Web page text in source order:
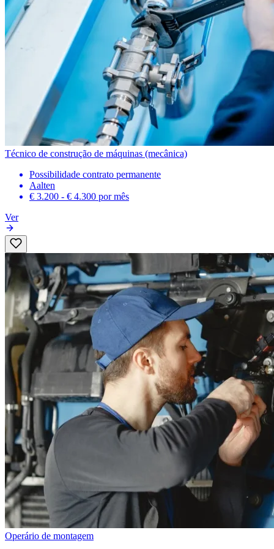
Técnico de construção de máquinas (mecânica)
Possibilidade contrato permanente
Aalten
€ 3.200 - € 4.300 por mês
Ver
Operário de montagem